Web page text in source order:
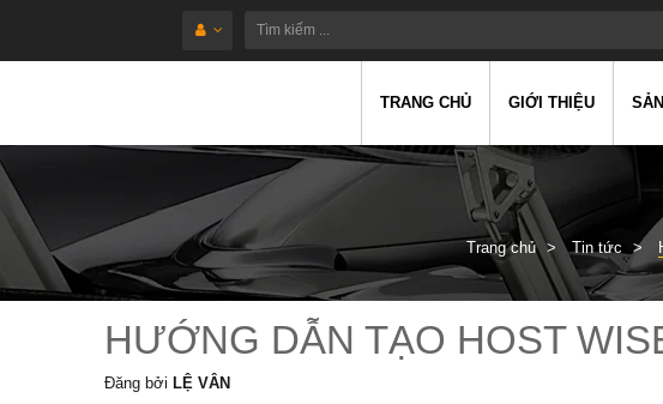
TRANG CHỦ GIỚI THIỆU
Trang chủ Tin tức
HƯỚNG DẪN TẠO HOST
Đăng bởi LỆ VÂN